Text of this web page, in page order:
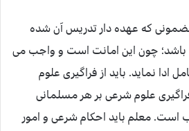
که عهده دار تدریس آن شده
چون این امانت است و واجب می
ادا نماید. باید از فراگیری علوم
علوم شرعی بر هر مسلمانی
است. معلم باید احکام شرعی و امور